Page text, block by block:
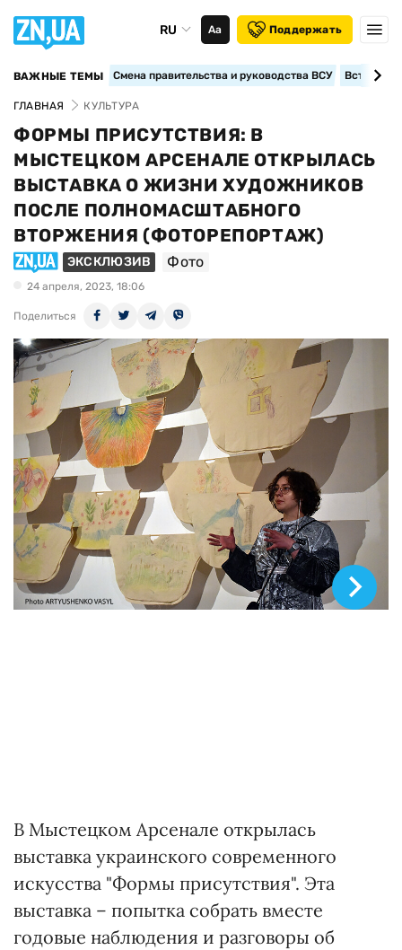
RU Аа Поддержать
ВАЖНЫЕ ТЕМЫ Смена правительства и руководства ВСУ
ГЛАВНАЯ КУЛЬТУРА
ФОРМЫ ПРИСУТСТВИЯ: В
МЫСТЕЦКОМ АРСЕНАЛЕ ОТКРЫЛАСЬ
ВЫСТАВКА О ЖИЗНИ ХУДОЖНИКОВ
ПОСЛЕ ПОЛНОМАСШТАБНОГО
ВТОРЖЕНИЯ (ФОТОРЕПОРТАЖ)
ЭКСКЛЮЗИВ Фото
24 апреля, 2023, 18:06
Поделиться
В Мыстецком Арсенале открылась
выставка украинского современного
искусства "Формы присутствия". Эта
выставка – попытка собрать вместе
годовые наблюдения и разговоры об